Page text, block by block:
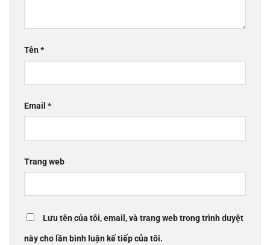
Tên*
Email *
Trang web
Lưu tên của tôi, email, và trang web trong trình duyệt
này cho lần bình luận kế tiếp của tôi.